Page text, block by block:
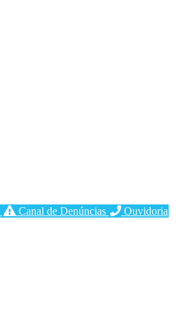
Canal de Denúncias
Ouvidoria